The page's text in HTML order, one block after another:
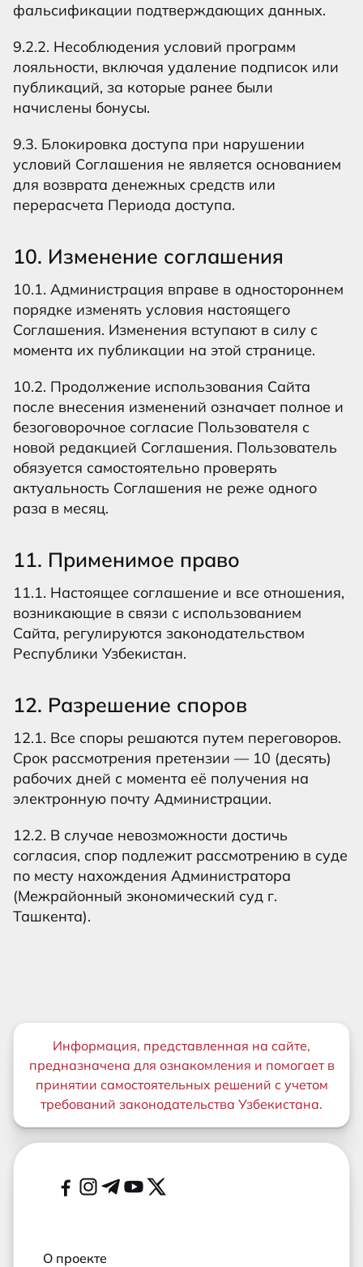
фальсификации подтверждающих данных.
9.2.2. Несоблюдения условий программ
лояльности, включая удаление подписок или
публикаций, за которые ранее были
начислены бонусы.
9.3. Блокировка доступа при нарушении
условий Соглашения не является основанием
для возврата денежных средств или
перерасчета Периода доступа.
10. Изменение соглашения
10.1. Администрация вправе в одностороннем
порядке изменять условия настоящего
Соглашения. Изменения вступают в силу с
момента их публикации на этой странице.
10.2. Продолжение использования Сайта
после внесения изменений означает полное и
безоговорочное согласие Пользователя с
новой редакцией Соглашения. Пользователь
обязуется самостоятельно проверять
актуальность Соглашения не реже одного
раза в месяц.
11. Применимое право
11.1. Настоящее соглашение и все отношения,
возникающие в связи с использованием
Сайта, регулируются законодательством
Республики Узбекистан.
12. Разрешение споров
12.1. Все споры решаются путем переговоров.
Срок рассмотрения претензии — 10 (десять)
рабочих дней с момента её получения на
электронную почту Администрации.
12.2. В случае невозможности достичь
согласия, спор подлежит рассмотрению в суде
по месту нахождения Администратора
(Межрайонный экономический суд г.
Ташкента).
Важная информация
Информация, представленная на сайте,
предназначена для ознакомления и помогает в
принятии самостоятельных решений с учетом
требований законодательства Узбекистана.
Дополнительные ссылки
Социальные сети
О проекте